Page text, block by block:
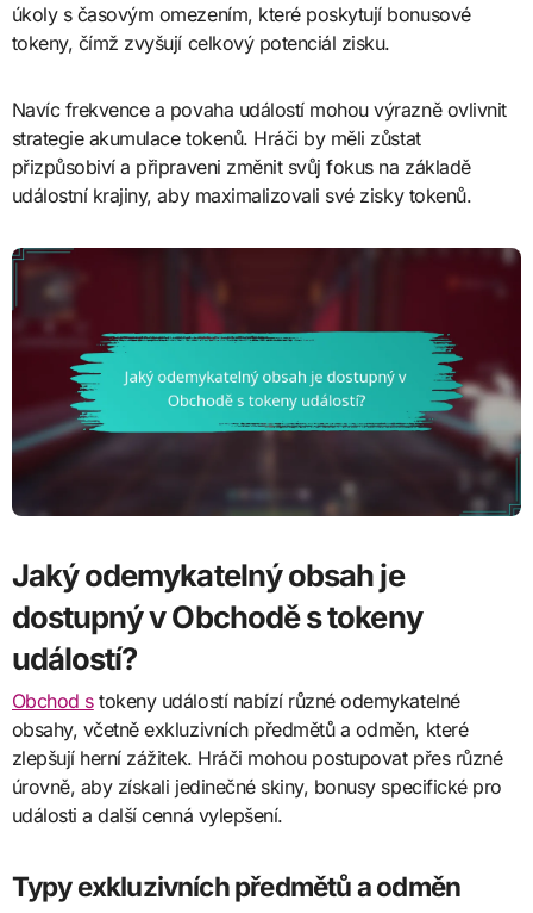
úkoly s časovým omezením, které poskytují bonusové
tokeny, čímž zvyšují celkový potenciál zisku.
Navíc frekvence a povaha událostí mohou výrazně ovlivnit
strategie akumulace tokenů. Hráči by měli zůstat
přizpůsobiví a připraveni změnit svůj fokus na základě
událostní krajiny, aby maximalizovali své zisky tokenů.
Jaký odemykatelný obsah je
dostupný v Obchodě s tokeny
událostí?
Obchod stokeny událostí nabízí různé odemykatelné
obsahy, včetně exkluzivních předmětů a odměn, které
zlepšují herní zážitek. Hráči mohou postupovat přes různé
úrovně, aby získali jedinečné skiny, bonusy specifické pro
události a další cenná vylepšení.
Typy exkluzivních předmětů a odměn